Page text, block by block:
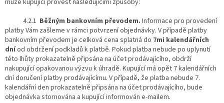
může kupující provést následujícími způsoby:
4.2.1 Běžným bankovním převodem. Informace pro provedení
platby Vám zašleme v rámci potvrzení objednávky. V případě platby
bankovním převodem je celková cena splatná do 7mi kalendářních
dníod obdržení podkladů k platbě. Pokud platba nebude po uplynutí
této lhůty prokazatelně připsána na účet prodávajícího, obdrží
nakupující opakovanou výzvu k úhradě. Kupující má opět 7 kalendářních
dní doručení platby prodávajícímu. V případě, že platba nebude 7.
kalendářní den prokazatelně připsána na účet prodávajícího, bude
objednávka stornována a kupující informován e-mailem.